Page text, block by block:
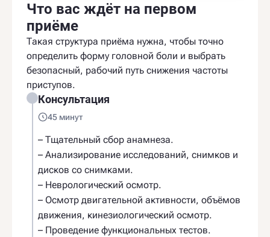
Что вас ждёт на первом
приёме
Такая структура приёма нужна, чтобы точно
определить форму головной боли и выбрать
безопасный, рабочий путь снижения частоты
приступов.
Консультация
45 минут
– Тщательный сбор анамнеза.
– Анализирование исследований, снимков и
дисков со снимками.
– Неврологический осмотр.
– Осмотр двигательной активности, объёмов
движения, кинезиологический осмотр.
– Проведение функциональных тестов.